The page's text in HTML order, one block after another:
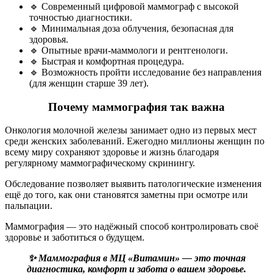
🔹 Современный цифровой маммограф с высокой
точностью диагностики.
🔹 Минимальная доза облучения, безопасная для
здоровья.
🔹 Опытные врачи-маммологи и рентгенологи.
🔹 Быстрая и комфортная процедура.
🔹 Возможность пройти исследование без направления
(для женщин старше 39 лет).
Почему маммография так важна
Онкология молочной железы занимает одно из первых мест
среди женских заболеваний. Ежегодно миллионы женщин по
всему миру сохраняют здоровье и жизнь благодаря
регулярному маммографическому скринингу.
Обследование позволяет выявить патологические изменения
ещё до того, как они становятся заметны при осмотре или
пальпации.
Маммография — это надёжный способ контролировать своё
здоровье и заботиться о будущем.
✨ Маммография в МЦ «Витамин» — это точная
диагностика, комфорт и забота о вашем здоровье.